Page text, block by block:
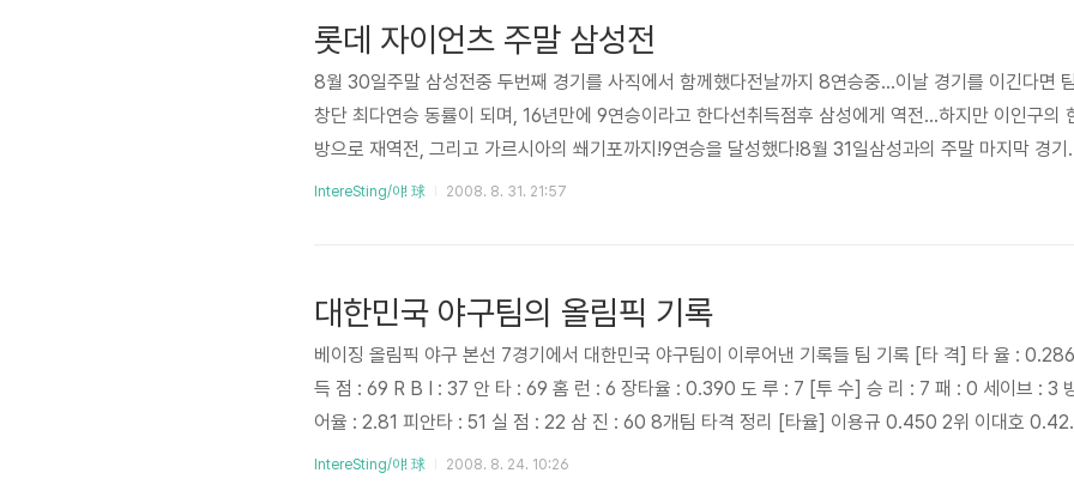
롯데 자이언츠 주말 삼성전
8월 30일주말 삼성전중 두번째 경기를 사직에서 함께했다전날까지 8연승중...이날 경기를 이긴다면
창단 최다연승 동률이 되며, 16년만에 9연승이라고 한다선취득점후 삼성에게 역전...하지만 이인구의
방으로 재역전, 그리고 가르시아의 쐐기포까지!9연승을 달성했다!8월 31일삼성과의 주말 마지막 경기
롯데를 맞이하여 투수 로테이션을 짠 삼성이 내세운 마지막 카드, 이상목...하지만 롯데에선 에이스 손
IntereSting/야! 球 2008. 8. 31. 21:57
대한민국 야구팀의 올림픽 기록
베이징 올림픽 야구 본선 7경기에서 대한민국 야구팀이 이루어낸 기록들 팀 기록 [타 격] 타 율 : 0.286
득 점 : 69 R B I : 37 안 타 : 69 홈 런 : 6 장타율 : 0.390 도 루 : 7 [투 수] 승 리 : 7 패 : 0 세이브 : 3
어율 : 2.81 피안타 : 51 실 점 : 22 삼 진 : 60 8개팀 타격 정리 [타율] 이용규 0.450 2위 이대호
4위 김현수 0.421 5위 이종욱 0.370 9위 [장타율] 이대호 0.905 2위 [홈런] 이대호 3개 1위 [RBI]
IntereSting/야! 球 2008. 8. 24. 10:26